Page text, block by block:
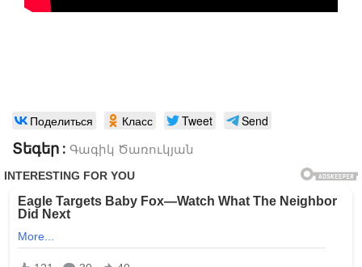
Поделиться Класс Tweet Send
Տեգեր : Գագիկ Ծառուկյան